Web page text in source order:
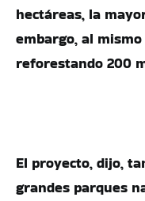
hectáreas, la
embargo, al
reforestando 200
El proyecto, dijo,
grandes parques